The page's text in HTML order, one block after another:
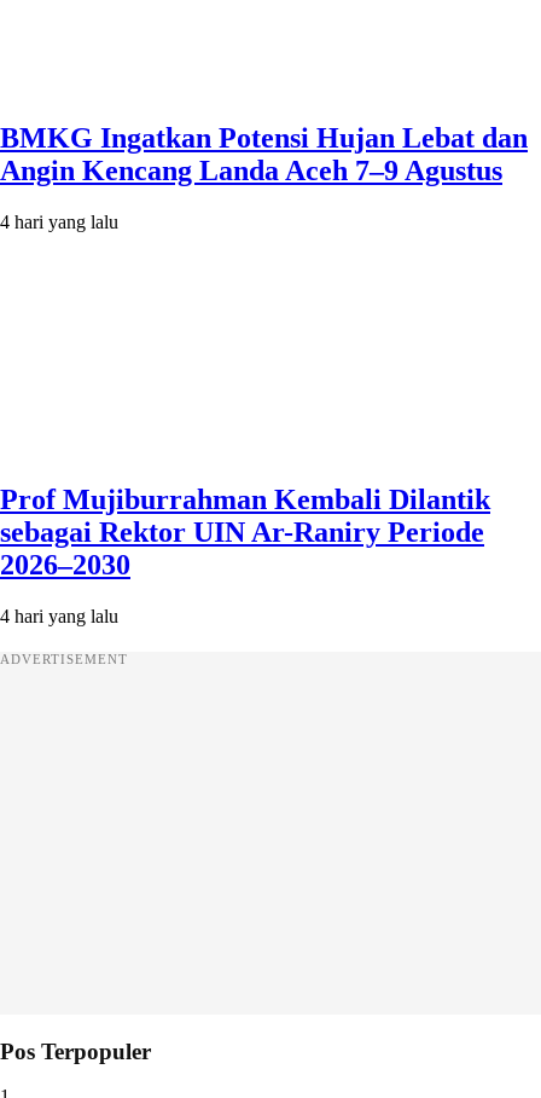
BMKG Ingatkan Potensi Hujan Lebat dan
Angin Kencang Landa Aceh 7–9 Agustus
4 hari yang lalu
Prof Mujiburrahman Kembali Dilantik
sebagai Rektor UIN Ar-Raniry Periode
2026–2030
4 hari yang lalu
ADVERTISEMENT
Pos Terpopuler